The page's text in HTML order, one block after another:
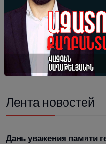
УИУ «Армавир», карцер
17.01.2026г.
Поделитсья:
Лента новостей
Дань уважения памяти